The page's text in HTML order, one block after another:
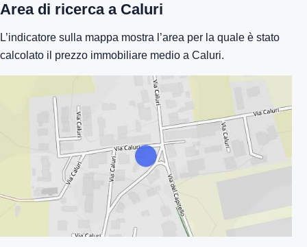
Area di ricerca a Caluri
L’indicatore sulla mappa mostra l’area per la quale è stato
calcolato il prezzo immobiliare medio a Caluri.